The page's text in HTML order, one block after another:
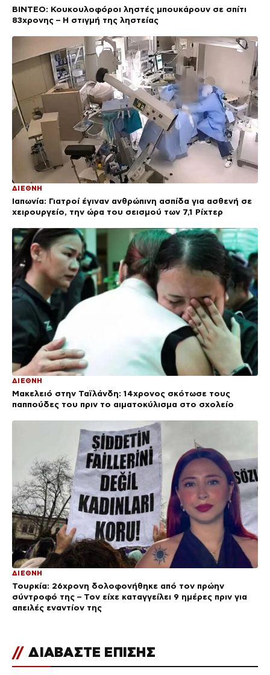
ΒΙΝΤΕΟ: Κουκουλοφόροι ληστές μπουκάρουν σε σπίτι
83χρονης – Η στιγμή της ληστείας
ΔΙΕΘΝΗ
Ιαπωνία: Γιατροί έγιναν ανθρώπινη ασπίδα για ασθενή σε
χειρουργείο, την ώρα του σεισμού των 7,1 Ρίχτερ
ΔΙΕΘΝΗ
Μακελειό στην Ταϊλάνδη: 14χρονος σκότωσε τους
παππούδες του πριν το αιματοκύλισμα στο σχολείο
ΔΙΕΘΝΗ
Τουρκία: 26χρονη δολοφονήθηκε από τον πρώην
σύντροφό της – Τον είχε καταγγείλει 9 ημέρες πριν για
απειλές εναντίον της
// ΔΙΑΒΑΣΤΕ ΕΠΙΣΗΣ